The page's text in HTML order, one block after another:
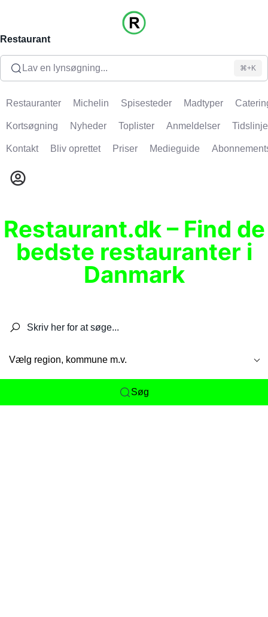
Restaurant
Lav en lynsøgning... ⌘+K
Restauranter Michelin Spisesteder Madtyper
Kortsøgning Nyheder Toplister Anmeldelser Tidslinje
Kontakt Bliv oprettet Priser Medieguide
Restaurant.dk – Find de
bedste restauranter i
Danmark
Vælg region, kommune m.v.
Søg